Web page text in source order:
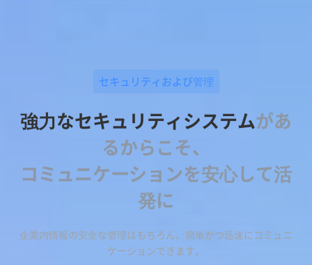
セキュリティおよび管理
強力なセキュリティシステムがあ
るからこそ、
コミュニケーションを安心して活
発に
企業内情報の安全な管理はもちろん、簡単かつ迅速にコミュニ
ケーションできます。